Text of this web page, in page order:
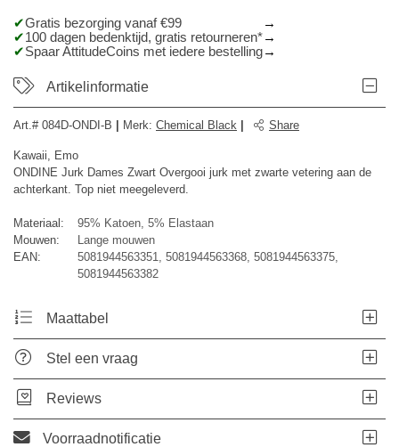
Gratis bezorging vanaf €99
100 dagen bedenktijd, gratis retourneren*
Spaar AttitudeCoins met iedere bestelling
Artikelinformatie
Art.# 084D-ONDI-B Merk: Chemical Black Share
Kawaii, Emo
ONDINE Jurk Dames Zwart Overgooi jurk met zwarte vetering aan de
achterkant. Top niet meegeleverd.
Materiaal:
95% Katoen, 5% Elastaan
Mouwen:
Lange mouwen
EAN:
5081944563351, 5081944563368, 5081944563375,
5081944563382
Maattabel
Stel een vraag
Reviews
Voorraadnotificatie